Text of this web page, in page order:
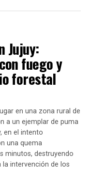
del106%
y merienda):
a 2.883.504 en
5.340.528
del año,
alimentación de
de sectores
Jujuy:
fuego y
forestal
en una zona rural de
a un ejemplar de puma
en el intento
una quema
minutos, destruyendo
la intervención de los